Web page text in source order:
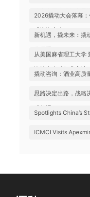
助力中国实践与世界
2026撬动大会落幕
球咨询生态
新机遇，撬未来：撬
化握手”
从美国麻省理工大学
询站上全球行业高地
撬动咨询：酒业高质
思路决定出路，战略
球机遇
Spotlights China’s
ICMCI Visits